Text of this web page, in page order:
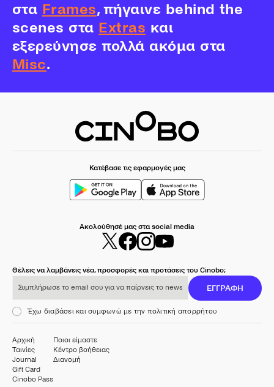
στα Frames, πήγαινε behind the
scenes στα Extras και
εξερεύνησε πολλά ακόμα στα
Misc.
Κατέβασε τις εφαρμογές μας
Ακολούθησέ μας στα social media
Θέλεις να λαμβάνεις νέα, προσφορές και προτάσεις του Cinobo;
ΕΓΓΡΑΦΗ
Έχω διαβάσει και συμφωνώ με την πολιτική απορρήτου
Αρχική
Ταινίες
Journal
Gift Card
Cinobo Pass
Ποιοι είμαστε
Κέντρο βοήθειας
Διανομή